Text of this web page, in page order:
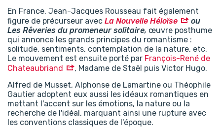
En France, Jean-Jacques Rousseau fait également
figure de précurseur avec La Nouvelle Héloïse
ou
Les Rêveries du promeneur solitaire, œuvre posthume
qui annonce les grands principes du romantisme :
solitude, sentiments, contemplation de la nature, etc.
Le mouvement est ensuite porté par François-René de
Chateaubriand
, Madame de Staël puis Victor Hugo.
Alfred de Musset, Alphonse de Lamartine ou Théophile
Gautier adoptent eux aussi les idéaux romantiques en
mettant l'accent sur les émotions, la nature ou la
recherche de l'idéal, marquant ainsi une rupture avec
les conventions classiques de l'époque.